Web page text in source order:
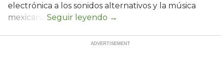
electrónica a los sonidos alternativos y la música
mexicana.